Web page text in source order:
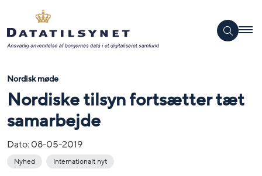
Nordisk møde
Nordiske tilsyn fortsætter tæt
samarbejde
Dato:08-05-2019
Nyhed Internationalt nyt